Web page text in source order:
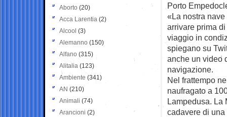
Porto
«La nostra
arrivare prima
viaggio in
spiegano su
anche un video
navigazione.
Nel frattempo
naufragato a
Lampedusa. La
cadavere di
Aborto (20)
Acca Larentia (2)
Alcool (3)
Alemanno (150)
Alfano (315)
Alitalia (123)
Ambiente (341)
AN (210)
Animali (74)
Arancioni (2)